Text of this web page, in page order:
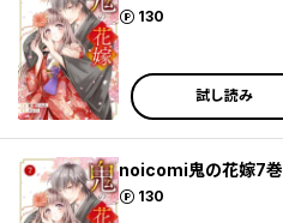
130
ポイント
試し読み
noicomi鬼の花嫁7巻
130
ポイント